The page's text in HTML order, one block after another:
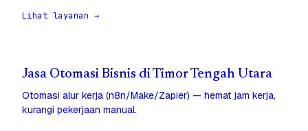
Lihat layanan →
Jasa Otomasi Bisnis di Timor Tengah Utara
Otomasi alur kerja (n8n/Make/Zapier) — hemat jam kerja,
kurangi pekerjaan manual.